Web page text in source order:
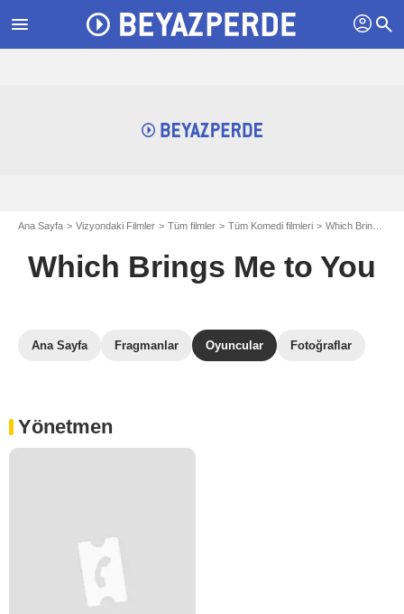
menu profil search
Ana Sayfa Vizyondaki Filmler Tüm filmler Tüm Komedi filmleri Which Brings Me to You
Which Brings Me to You
Ana Sayfa Fragmanlar Oyuncular Fotoğraflar
Yönetmen